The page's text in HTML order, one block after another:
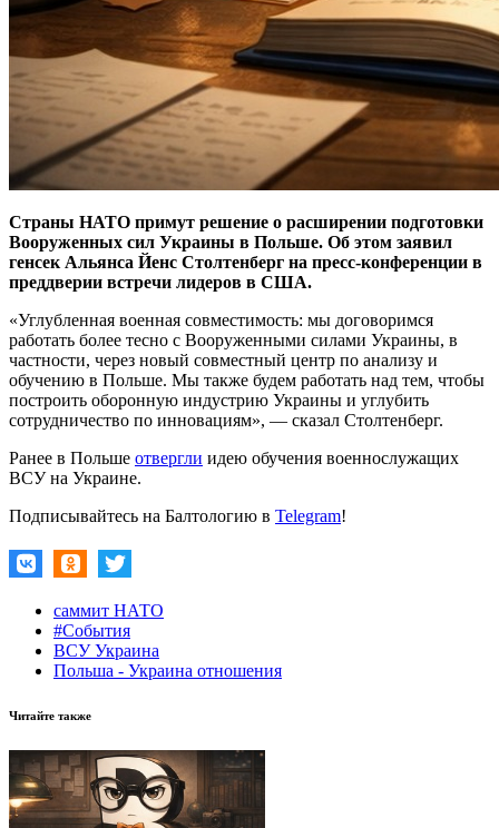
Страны НАТО примут решение о расширении подготовки
Вооруженных сил Украины в Польше. Об этом заявил
генсек Альянса Йенс Столтенберг на пресс-конференции в
преддверии встречи лидеров в США.
«Углубленная военная совместимость: мы договоримся
работать более тесно с Вооруженными силами Украины, в
частности, через новый совместный центр по анализу и
обучению в Польше. Мы также будем работать над тем, чтобы
построить оборонную индустрию Украины и углубить
сотрудничество по инновациям», — сказал Столтенберг.
Ранее в Польше отвергли идею обучения военнослужащих
ВСУ на Украине.
Подписывайтесь на Балтологию в Telegram!
саммит НАТО
#События
ВСУ Украина
Польша - Украина отношения
Читайте также